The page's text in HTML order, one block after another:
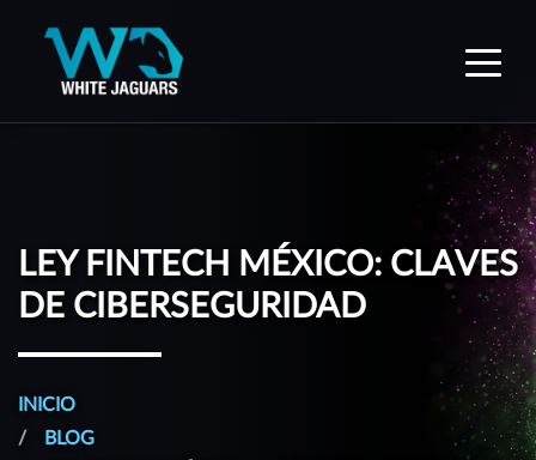
WhiteJaguars — Inicio
LEY FINTECH MÉXICO: CLAVES
DE CIBERSEGURIDAD
INICIO
BLOG